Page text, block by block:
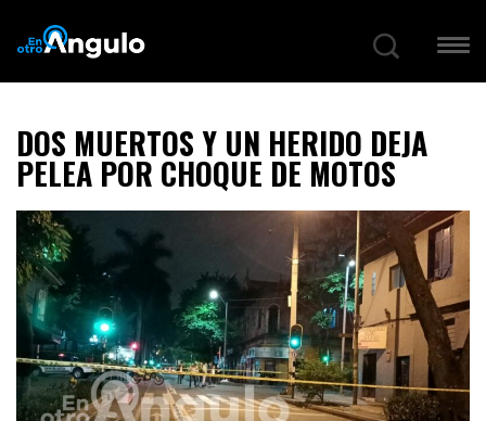
DOS MUERTOS Y UN HERIDO DEJA
PELEA POR CHOQUE DE MOTOS